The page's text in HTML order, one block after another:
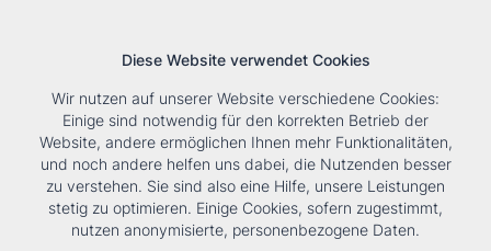
Tools Unternehmen Karriere KontaktSuche
HOME › PRODUKTE › KÄLTE/KLIMA › FANCOILS › DXC 24+1
TRUHENGERÄT
Diese Website verwendet Cookies
Wir nutzen auf unserer Website verschiedene Cookies:
Einige sind notwendig für den korrekten Betrieb der
Website, andere ermöglichen Ihnen mehr Funktionalitäten,
und noch andere helfen uns dabei, die Nutzenden besser
zu verstehen. Sie sind also eine Hilfe, unsere Leistungen
stetig zu optimieren. Einige Cookies, sofern zugestimmt,
nutzen anonymisierte, personenbezogene Daten.